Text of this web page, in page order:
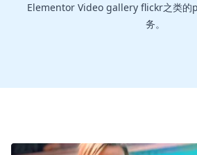
Elementor Video gallery flickr之类的
务。